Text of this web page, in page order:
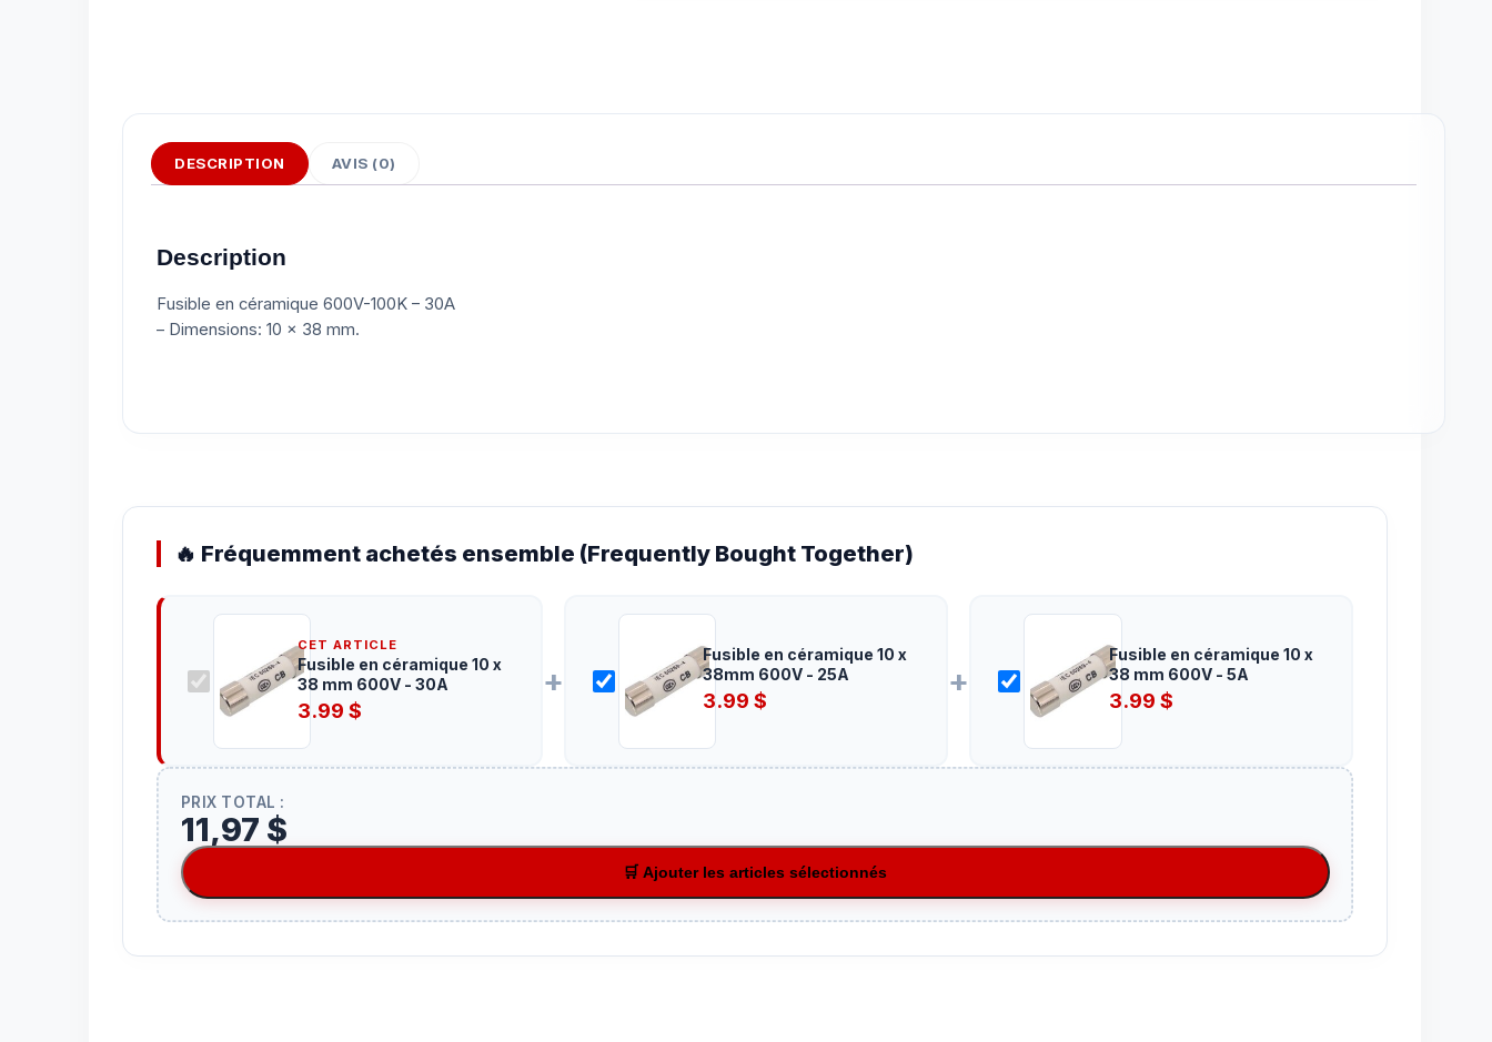
DESCRIPTION AVIS (0)
Description
Fusible en céramique 600V-100K – 30A
– Dimensions: 10 x 38 mm.
🔥 Fréquemment achetés ensemble (Frequently Bought Together)
CET ARTICLE
Fusible en céramique 10 x
38 mm 600V - 30A
3.99 $
+
Fusible en céramique 10 x
38mm 600V - 25A
3.99$
+
Fusible en céramique 10 x
38 mm 600V - 5A
3.99$
PRIX TOTAL :
11,97 $
🛒 Ajouter les articles sélectionnés